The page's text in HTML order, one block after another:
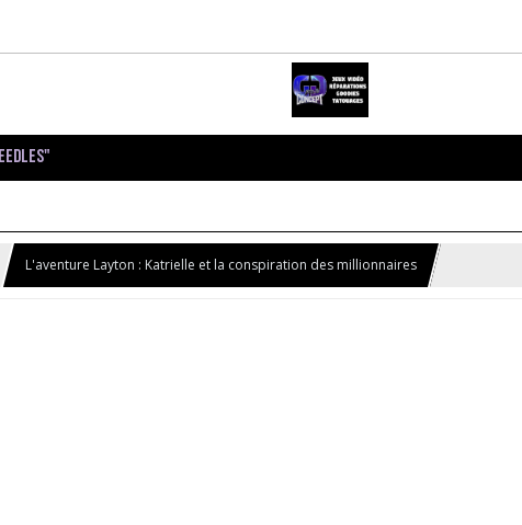
L'aventure Layton : Katrielle et la conspiration des millionnaires